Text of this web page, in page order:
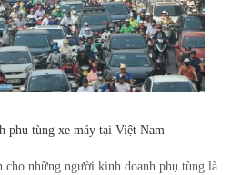
phụ tùng xe máy tại Việt Nam
cho những người kinh doanh phụ tùng là